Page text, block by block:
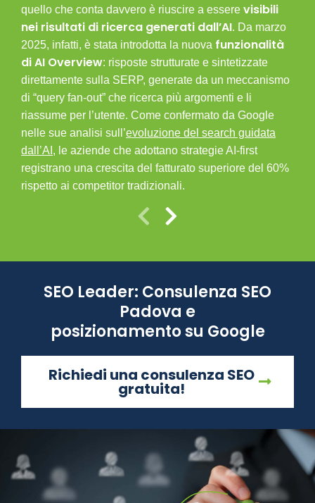
quello che conta davvero è riuscire a essere visibili
nei risultati di ricerca generati dall’AI. Da marzo
2025, infatti, è stata introdotta la nuova funzionalità
di AI Overview: risposte strutturate e sintetizzate
direttamente sulla SERP, generate da un meccanismo
di “query fan-out” che ricerca più argomenti e li
riassume per l’utente. Come confermato da Google
nelle sue analisi sull’evoluzione del search guidata
dall’AI , le aziende che adottano strategie AI-first
registrano una crescita del fatturato superiore del 60%
rispetto ai competitor tradizionali.
SEO Leader: Consulenza SEO
Padova e
posizionamento su Google
Richiedi una consulenza SEO
gratuita!